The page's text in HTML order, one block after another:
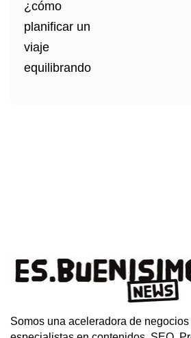
Somos una aceleradora de